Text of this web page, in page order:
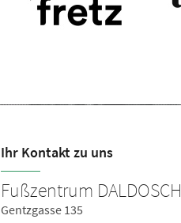
Ihr Kontakt zu uns
Fußzentrum DALDOSCH
Gentzgasse 135